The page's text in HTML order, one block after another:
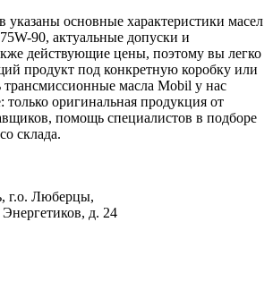
указаны основные характеристики масел
90, актуальные допуски и
действующие цены, поэтому вы легко
продукт под конкретную коробку или
трансмиссионные масла Mobil у нас
только оригинальная продукция от
помощь специалистов в подборе
склада.
г.о. Люберцы,
д. 24